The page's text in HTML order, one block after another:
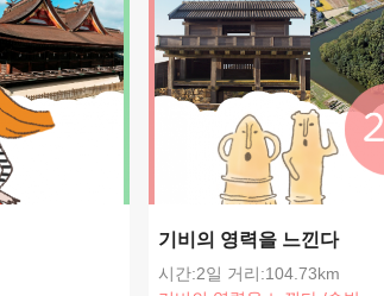
기비의 영력을 느낀다
시간:2일 거리:104.73km